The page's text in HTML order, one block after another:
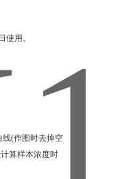
使用。
线(作图时去掉空
算样本浓度时